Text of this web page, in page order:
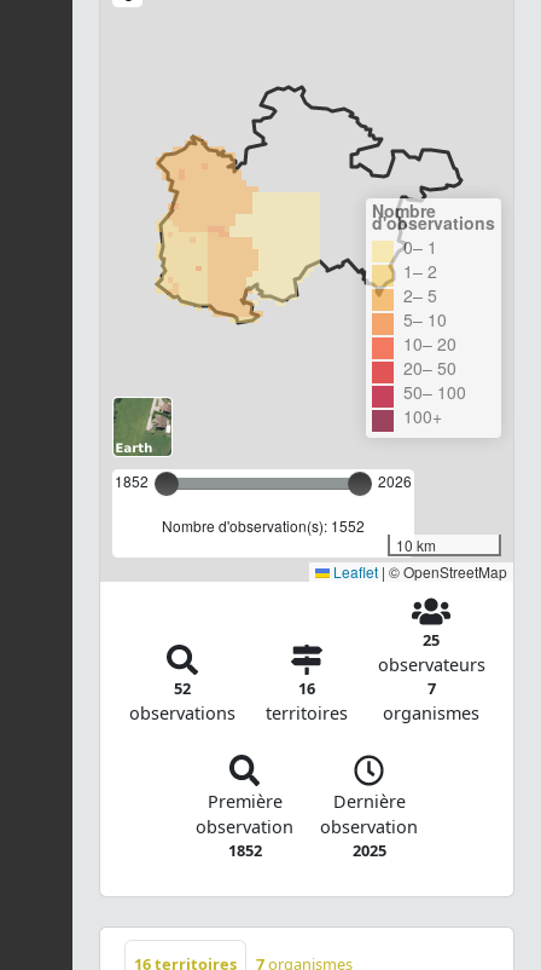
1852 2026
Nombre d'observation(s): 1552
Nombre
d'observations
0– 1
1– 2
2– 5
5– 10
10– 20
20– 50
50– 100
100+
10 km
Leaflet | © OpenStreetMap
52
observations
16
territoires
25
observateurs
7
organismes
Première
observation
1852
Dernière
observation
2025
16territoires 7organismes